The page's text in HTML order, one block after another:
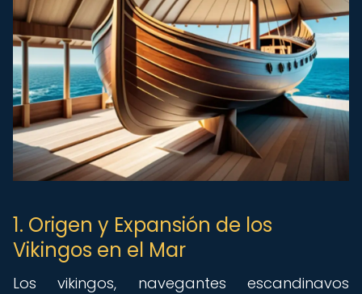
1. Origen y Expansión de los
Vikingos en el Mar
Los vikingos, navegantes escandinavos